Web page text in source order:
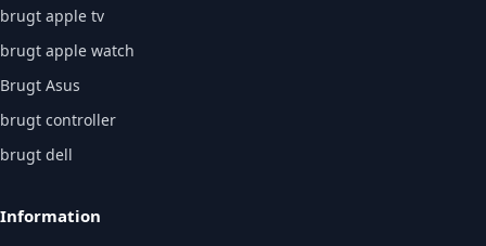
brugt apple tv
brugt apple watch
Brugt Asus
brugt controller
brugt dell
Information